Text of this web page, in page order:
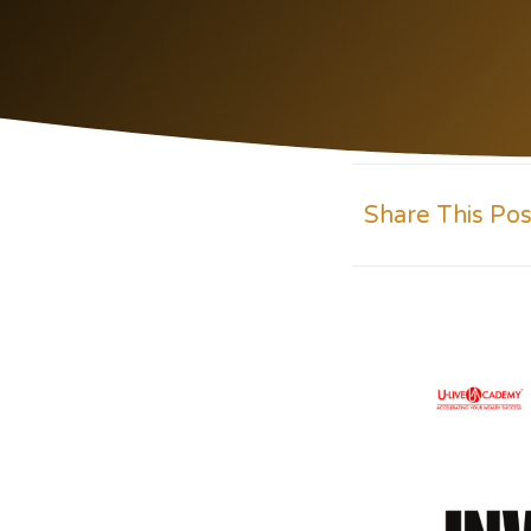
Share This